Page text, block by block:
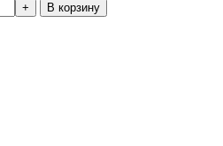
В корзину